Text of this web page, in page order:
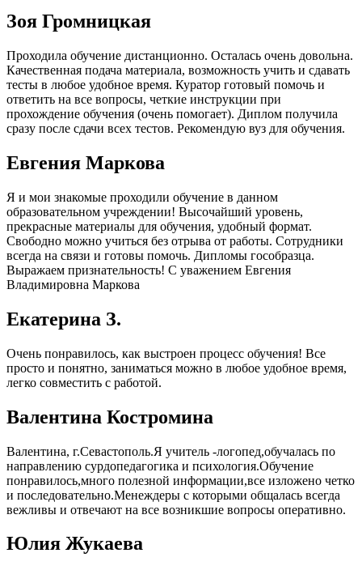
Зоя Громницкая
Проходила обучение дистанционно. Осталась очень довольна.
Качественная подача материала, возможность учить и сдавать
тесты в любое удобное время. Куратор готовый помочь и
ответить на все вопросы, четкие инструкции при
прохождение обучения (очень помогает). Диплом получила
сразу после сдачи всех тестов. Рекомендую вуз для обучения.
Евгения Маркова
Я и мои знакомые проходили обучение в данном
образовательном учреждении! Высочайший уровень,
прекрасные материалы для обучения, удобный формат.
Свободно можно учиться без отрыва от работы. Сотрудники
всегда на связи и готовы помочь. Дипломы гособразца.
Выражаем признательность! С уважением Евгения
Владимировна Маркова
Екатерина З.
Очень понравилось, как выстроен процесс обучения! Все
просто и понятно, заниматься можно в любое удобное время,
легко совместить с работой.
Валентина Костромина
Валентина, г.Севастополь.Я учитель -логопед,обучалась по
направлению сурдопедагогика и психология.Обучение
понравилось,много полезной информации,все изложено четко
и последовательно.Менеждеры с которыми общалась всегда
вежливы и отвечают на все возникшие вопросы оперативно.
Юлия Жукаева